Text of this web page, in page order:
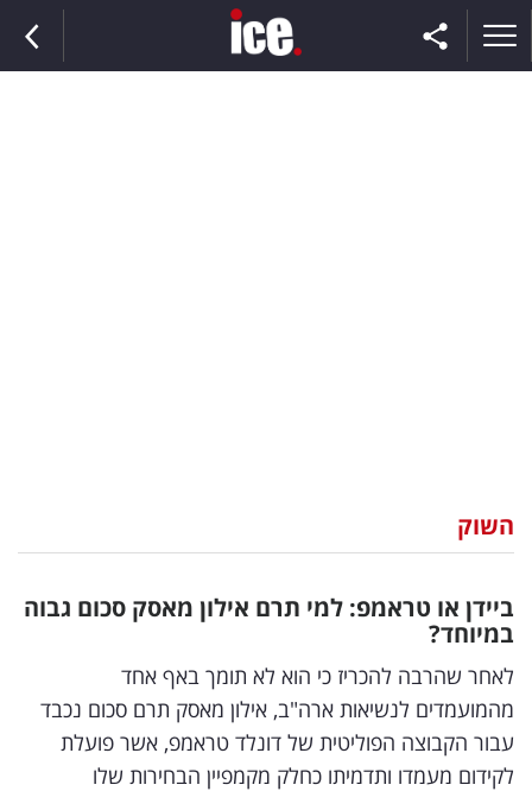
וצרכנות
דיגיטל
וטק
שיווק
ופרסום
השוק
ביידן או טראמפ: למי תרם אילון מאסק סכום גבוה
במיוחד?
לאחר שהרבה להכריז כי הוא לא תומך באף אחד
מהמועמדים לנשיאות ארה"ב, אילון מאסק תרם סכום נכבד
עבור הקבוצה הפוליטית של דונלד טראמפ, אשר פועלת
לקידום מעמדו ותדמיתו כחלק מקמפיין הבחירות שלו